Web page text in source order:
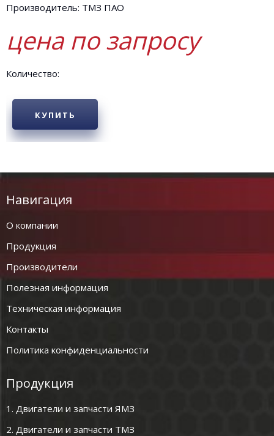
Производитель: ТМЗ ПАО
цена по запросу
Количество:
КУПИТЬ
Навигация
О компании
Продукция
Производители
Полезная информация
Техническая информация
Контакты
Политика конфиденциальности
Продукция
1. Двигатели и запчасти ЯМЗ
2. Двигатели и запчасти ТМЗ